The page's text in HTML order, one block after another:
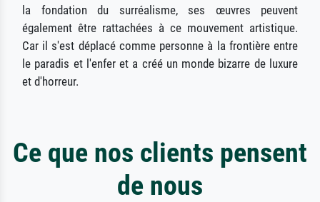
la fondation du surréalisme, ses œuvres peuvent
également être rattachées à ce mouvement artistique.
Car il s'est déplacé comme personne à la frontière entre
le paradis et l'enfer et a créé un monde bizarre de luxure
et d'horreur.
Ce que nos clients pensent
de nous